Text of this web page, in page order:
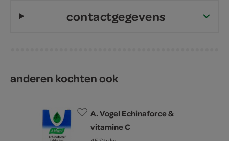
contactgegevens
anderen kochten ook
A. Vogel Echinaforce &
vitamine C